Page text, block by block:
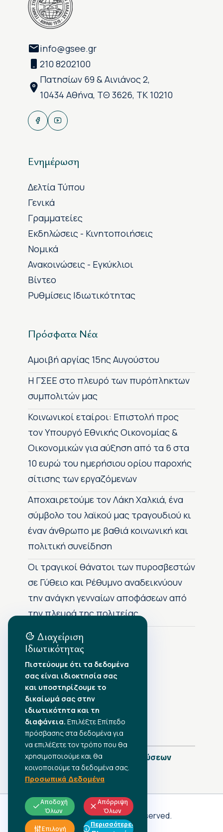
info@gsee.gr
210 8202100
Πατησίων 69 & Αινιάνος 2,
10434 Αθήνα, ΤΘ 3626, ΤΚ 10210
Ενημέρωση
Δελτία Τύπου
Γενικά
Γραμματείες
Εκδηλώσεις - Κινητοποιήσεις
Νομικά
Ανακοινώσεις - Εγκύκλιοι
Βίντεο
Ρυθμίσεις Ιδιωτικότητας
Πρόσφατα Νέα
Αμοιβή αργίας 15ης Αυγούστου
H ΓΣΕΕ στο πλευρό των πυρόπληκτων
συμπολιτών μας
Κοινωνικοί εταίροι: Επιστολή προς
τον Υπουργό Εθνικής Οικονομίας &
Οικονομικών για αύξηση από τα 6 στα
10 ευρώ του ημερήσιου ορίου παροχής
σίτισης των εργαζόμενων
Αποχαιρετούμε τον Λάκη Χαλκιά, ένα
σύμβολο του λαϊκού μας τραγουδιού κι
έναν άνθρωπο με βαθιά κοινωνική και
πολιτική συνείδηση
Οι τραγικοί θάνατοι των πυροσβεστών
σε Γύθειο και Ρέθυμνο αναδεικνύουν
την ανάγκη γενναίων αποφάσεων από
την πλευρά της πολιτείας
Αρχείο Δημοσιεύσεων
•Αύγουστος 2026
•Ιούλιος 2026
•Ιούνιος 2026
•Μάιος 2026
•Απρίλιος 2026
•Μάρτιος 2026
Πλήρες Ημερολόγιο Δημοσιεύσεων
Γ.Σ.Ε.Ε
© 2026 All rights reserved.
ΠΡΟΣΩΠΙΚΑ ΔΕΔΟΜΕΝΑ
Διαχείριση
Ιδιωτικότητας
Πιστεύουμε ότι τα δεδομένα
σας είναι ιδιοκτησία σας
και υποστηρίζουμε το
δικαίωμά σας στην
ιδιωτικότητα και τη
διαφάνεια. Επιλέξτε Επίπεδο
πρόσβασης στα δεδομένα για
να επιλέξετε τον τρόπο που θα
χρησιμοποιούμε και θα
κοινοποιούμε τα δεδομένα σας.
Προσωπικά Δεδομένα
Αποδοχή
Όλων
Απόρριψη
Όλων
Επιλογή
Περισσότερες